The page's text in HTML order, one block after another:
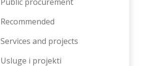
Recommended
Services and projects
Usluge i projekti